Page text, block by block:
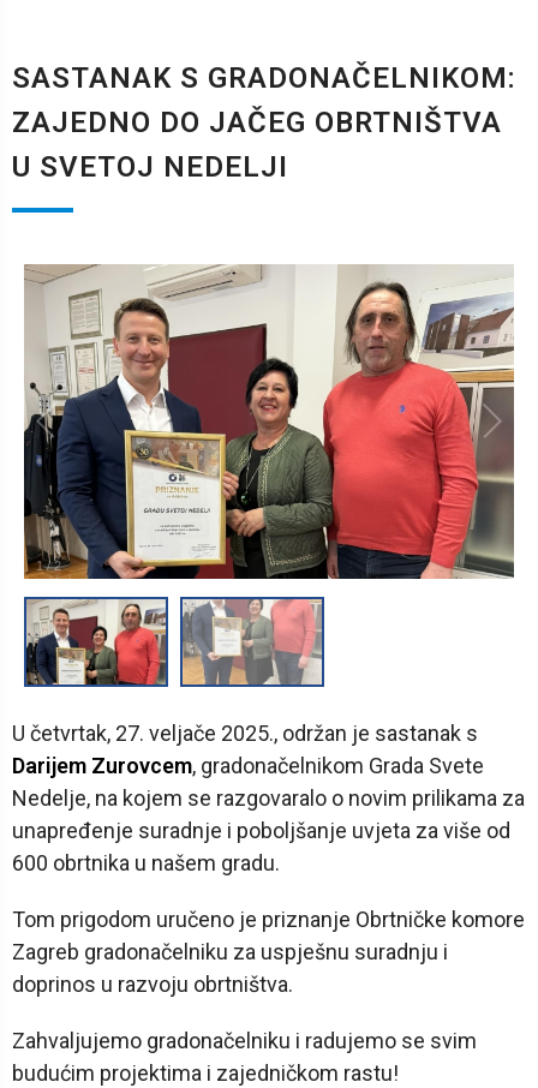
SASTANAK S GRADONAČELNIKOM:
ZAJEDNO DO JAČEG OBRTNIŠTVA
U SVETOJ NEDELJI
1/2
U četvrtak, 27. veljače 2025., održan je sastanak s
Darijem Zurovcem, gradonačelnikom Grada Svete
Nedelje, na kojem se razgovaralo o novim prilikama za
unapređenje suradnje i poboljšanje uvjeta za više od
600 obrtnika u našem gradu.
Tom prigodom uručeno je priznanje Obrtničke komore
Zagreb gradonačelniku za uspješnu suradnju i
doprinos u razvoju obrtništva.
Zahvaljujemo gradonačelniku i radujemo se svim
budućim projektima i zajedničkom rastu!